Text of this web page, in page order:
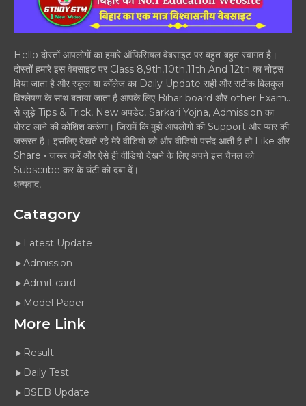
Hello दोस्तों आपलोगों का हमारे ऑफिसियल वेबसाइट पर बहुत-बहुत स्वागत है।
दोस्तों हमारे इस वेबसाइट पर Class 8,9th,10th,11th And 12th का नोट्स
दिया जाता है और स्कूल या कॉलेज का Daily Update सही और सटीक बिलकुल
विश्लेषण के साथ बताया जाता है आपके लिए Bihar board और other Exam..
से जुड़े Tips & Trick, New अपडेट, Sarkari Yojna, Admission का
पोस्ट लाने की कोशिश करूंगा। जिसमें कि मुझे आपलोगों की Support और प्यार की
जरूरत है। इसलिए देखते रहे मेरे वीडियो को और वीडियो पसंद आती है तो Like और
Share • जरूर करें और ऐसे ही वीडियो देखने के लिए अपने इस चैनल को
Subscribe कर के घंटी को दबा दें।
धन्यवाद,
Catagory
Latest Update
Admission
Admit card
Model Paper
More Link
Result
Daily Test
BSEB Update